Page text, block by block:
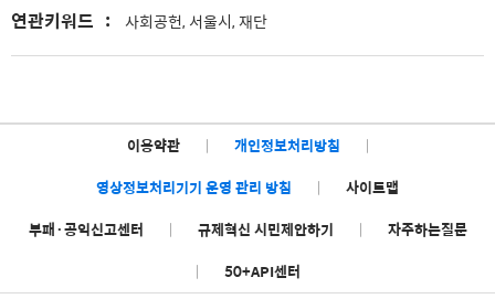
연관키워드 : 사회공헌, 서울시, 재단
이용약관 | 개인정보처리방침
|
영상정보처리기기 운영 관리 방침
|
사이트맵
부패·공익신고센터
| 규제혁신 시민제안하기 |
자주하는질문
|
50+API센터